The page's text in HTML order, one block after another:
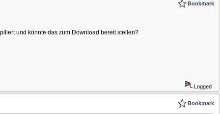
Bookmark
und könnte das zum Download bereit stellen?
Logged
Bookmark